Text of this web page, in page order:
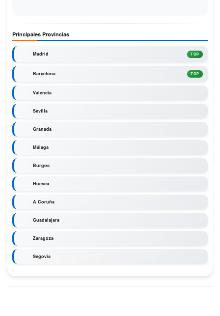
Principales Provincias
Madrid TOP
Barcelona TOP
Valencia
Sevilla
Granada
Málaga
Burgos
Huesca
A Coruña
Guadalajara
Zaragoza
Segovia